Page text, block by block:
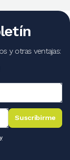
y otras ventajas:
Suscribirme